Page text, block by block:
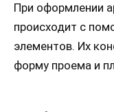
При оформлении
происходит с
элементов. Их
форму проема и